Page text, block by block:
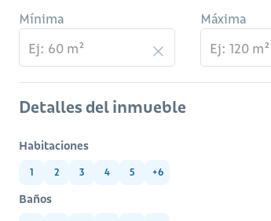
Mínima Máxima
Detalles del inmueble
Habitaciones
1 2 3 4 5 +6
Baños